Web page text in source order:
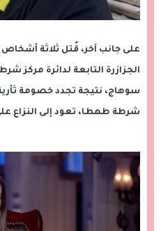
على جانب آخر، قُتل ثلاثة أشخاص
الجزازرة التابعة لدائرة مركز
سوهاج، نتيجة تجدد خصومة
شرطة طهطا، تعود إلى النزاع